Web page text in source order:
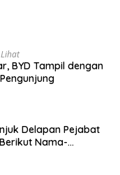
BYD Tampil dengan
Delapan Pejabat
Nama-